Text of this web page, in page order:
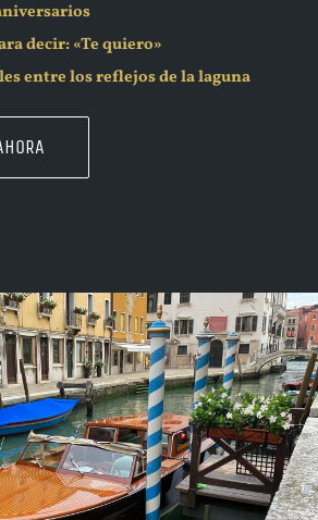
decir: «Te quiero»
entre los reflejos de la laguna